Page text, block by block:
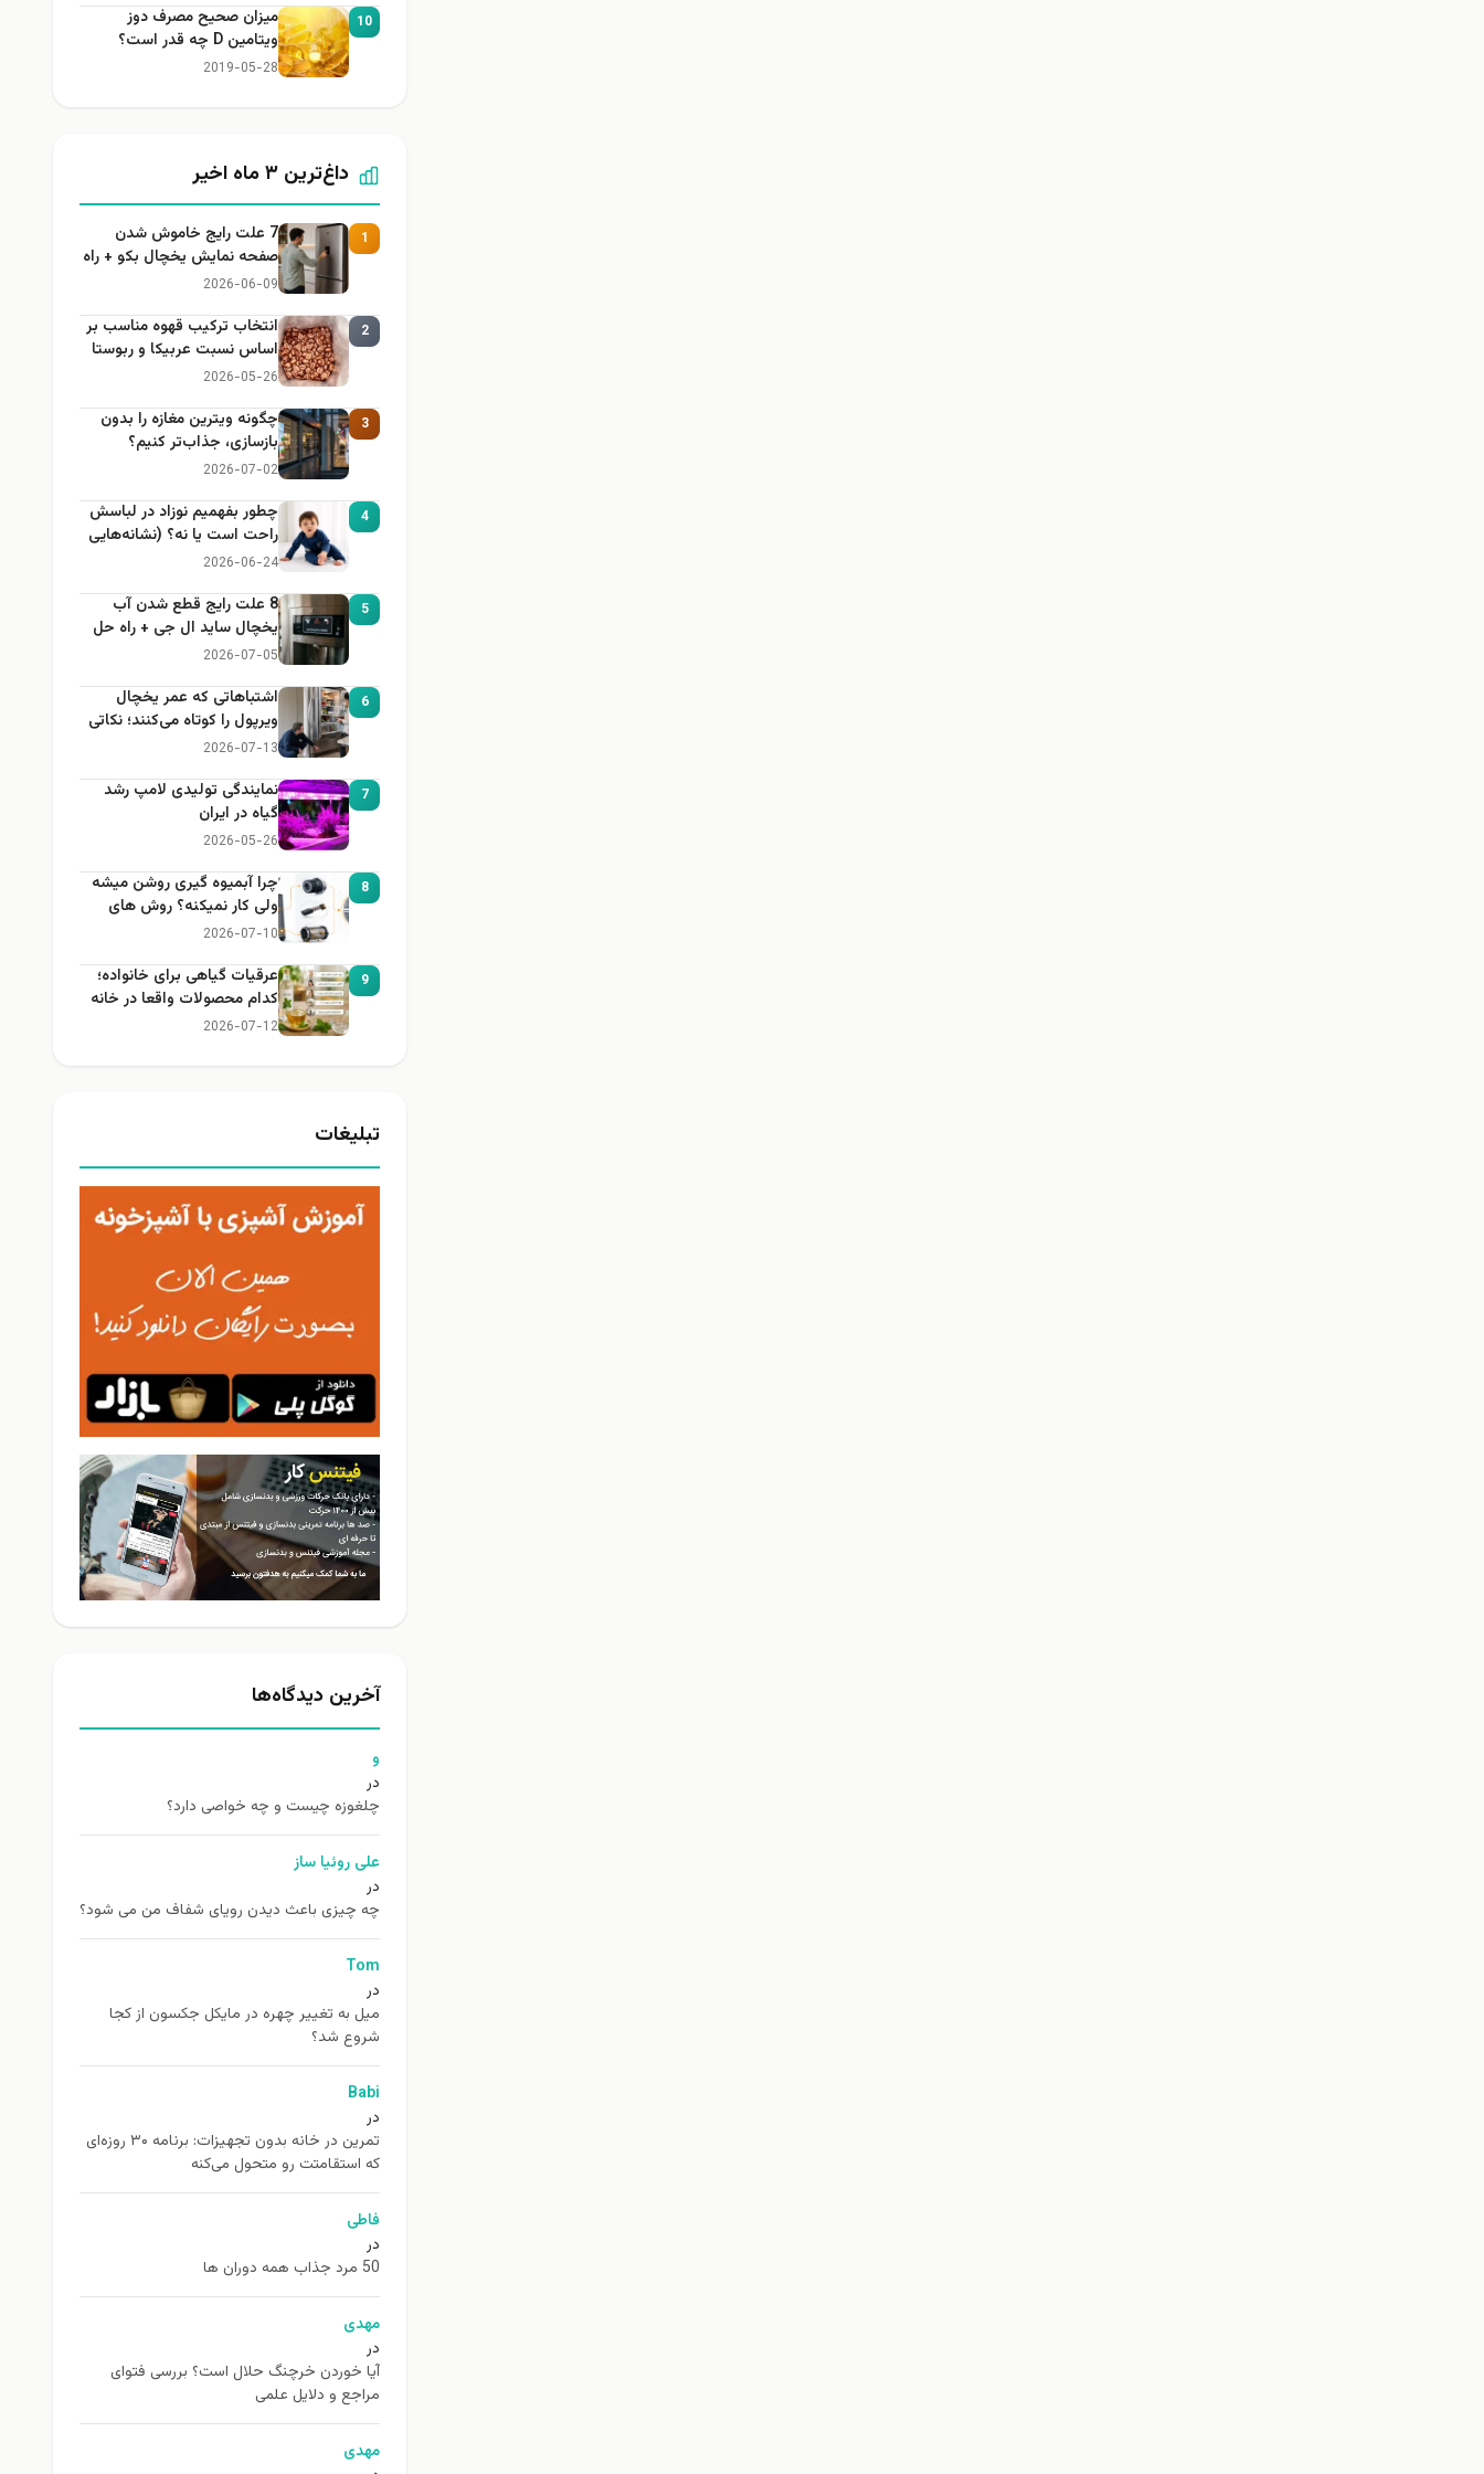
10
میزان صحیح مصرف دوز
ویتامین D چه قدر است؟
2019-05-28
داغ‌ترین ۳ ماه اخیر
1
7 علت رایج خاموش شدن
صفحه نمایش یخچال بکو + راه
حل
2026-06-09
2
انتخاب ترکیب قهوه مناسب بر
اساس نسبت عربیکا و ربوستا
2026-05-26
3
چگونه ویترین مغازه را بدون
بازسازی، جذاب‌تر کنیم؟
2026-07-02
4
چطور بفهمیم نوزاد در لباسش
راحت است یا نه؟ (نشانه‌هایی
که هر مادر باید بداند)
2026-06-24
5
8 علت رایج قطع شدن آب
یخچال ساید ال جی + راه حل
2026-07-05
6
اشتباهاتی که عمر یخچال
ویرپول را کوتاه می‌کنند؛ نکاتی
که باید بدانید
2026-07-13
7
نمایندگی تولیدی لامپ رشد
گیاه در ایران
2026-05-26
8
چرا آبمیوه گیری روشن میشه
ولی کار نمیکنه؟ روش های
عیب یابی
2026-07-10
9
عرقیات گیاهی برای خانواده؛
کدام محصولات واقعا در خانه
کاربرد دارند؟
2026-07-12
تبلیغات
آخرین دیدگاه‌ها
و
در
چلغوزه چیست و چه خواصی دارد؟
علی روئیا ساز
در
چه چیزی باعث دیدن رویای شفاف من می شود؟
Tom
در
ميل به تغيير چهره در مایکل جکسون از كجا
شروع شد؟
Babi
در
تمرین در خانه بدون تجهیزات: برنامه ۳۰ روزه‌ای
که استقامتت رو متحول می‌کنه
فاطی
در
50 مرد جذاب همه دوران ها
مهدی
در
آیا خوردن خرچنگ حلال است؟ بررسی فتوای
مراجع و دلایل علمی
مهدی